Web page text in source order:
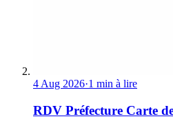
4 Aug 2026·1 min à lire
RDV Préfecture Carte